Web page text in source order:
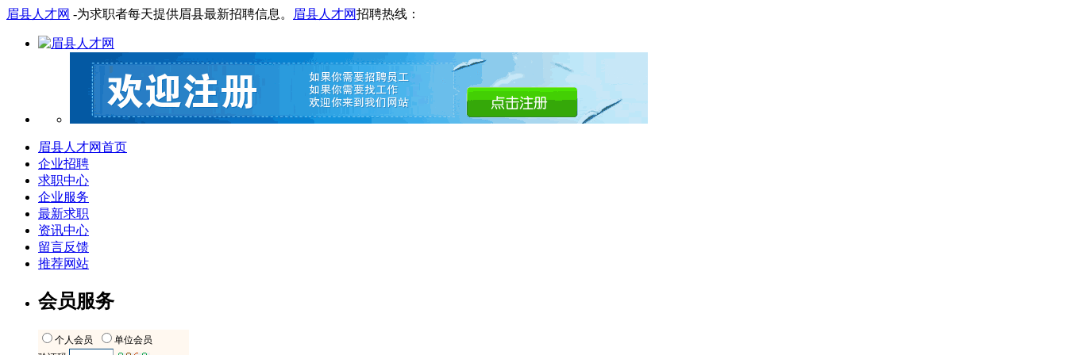
眉县人才网 -为求职者每天提供眉县最新招聘信息。 眉县人才网招聘热线：
眉县人才网首页
企业招聘
求职中心
企业服务
最新求职
资讯中心
留言反馈
推荐网站
会员服务